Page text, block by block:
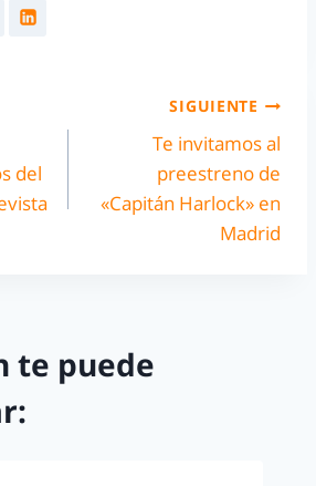
del
SIGUIENTE
Te invitamos al
preestreno de
«Capitán Harlock» en
Madrid
te puede